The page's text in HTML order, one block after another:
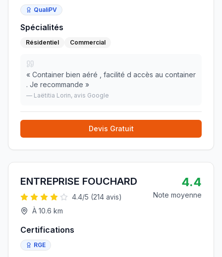
QualiPV
Spécialités
Résidentiel Commercial
« Container bien aéré , facilité d accès au container
. Je recommande »
— Laëtitia Lorin, avis Google
Devis Gratuit
ENTREPRISE FOUCHARD
4.4/5 (214 avis)
À 10.6 km
4.4
Note moyenne
Certifications
RGE